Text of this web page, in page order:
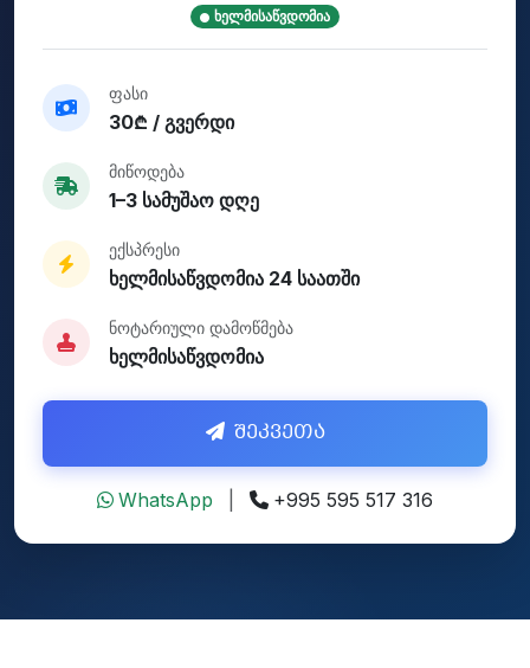
ხელმისაწვდომია
ფასი
30₾ / გვერდი
მიწოდება
1–3 სამუშაო დღე
ექსპრესი
ხელმისაწვდომია 24 საათში
ნოტარიული დამოწმება
ხელმისაწვდომია
შეკვეთა
WhatsApp +995 595 517 316